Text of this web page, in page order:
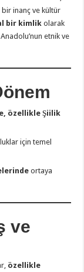
inanç ve kültür
bir kimlik olarak
etnik ve
özellikle Şiilik
için temel
ortaya
ve
özellikle